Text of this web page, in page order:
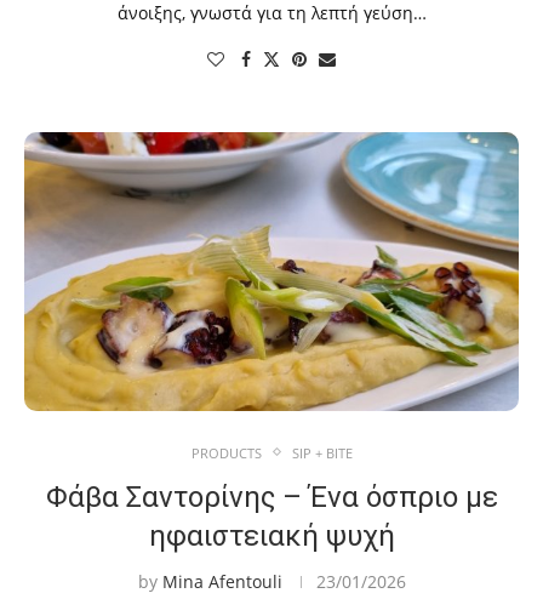
άνοιξης, γνωστά για τη λεπτή γεύση…
PRODUCTS SIP + BITE
Φάβα Σαντορίνης – Ένα όσπριο με
ηφαιστειακή ψυχή
by Mina Afentouli 23/01/2026